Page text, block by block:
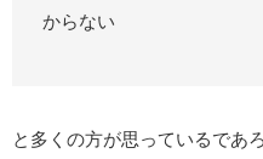
からない
と多くの方が思っているであ